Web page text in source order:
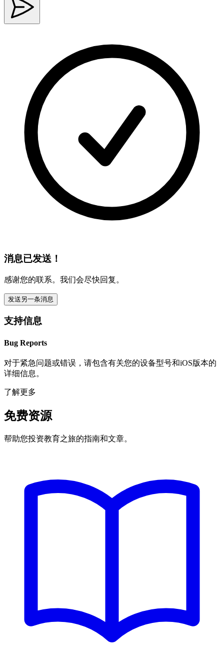
消息已发送！
感谢您的联系。我们会尽快回复。
发送另一条消息
支持信息
Bug Reports
对于紧急问题或错误，请包含有关您的设备型号和iOS版本的
详细信息。
了解更多
免费资源
帮助您投资教育之旅的指南和文章。